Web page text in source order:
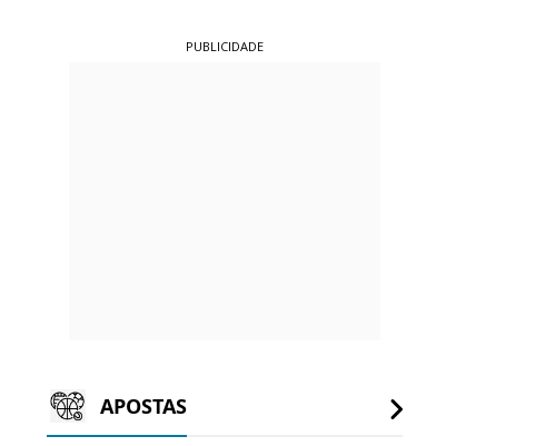
PUBLICIDADE
APOSTAS